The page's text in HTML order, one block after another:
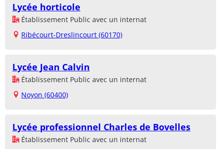
Lycée horticole
Établissement Public avec un internat
Ribécourt-Dreslincourt (60170)
Lycée Jean Calvin
Établissement Public avec un internat
Noyon (60400)
Lycée professionnel Charles de Bovelles
Établissement Public avec un internat